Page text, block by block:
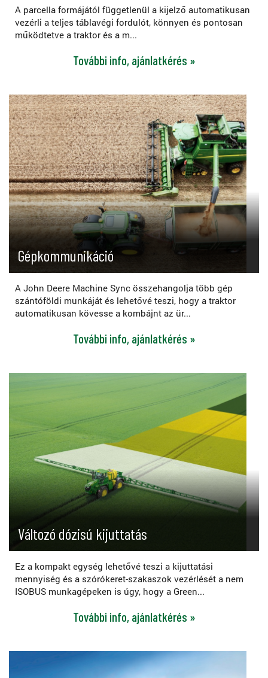
A parcella formájától függetlenül a kijelző automatikusan
vezérli a teljes táblavégi fordulót, könnyen és pontosan
működtetve a traktor és a m...
További info, ajánlatkérés »
Gépkommunikáció
A John Deere Machine Sync összehangolja több gép
szántóföldi munkáját és lehetővé teszi, hogy a traktor
automatikusan kövesse a kombájnt az ür...
További info, ajánlatkérés »
Változó dózisú kijuttatás
Ez a kompakt egység lehetővé teszi a kijuttatási
mennyiség és a szórókeret-szakaszok vezérlését a nem
ISOBUS munkagépeken is úgy, hogy a Green...
További info, ajánlatkérés »